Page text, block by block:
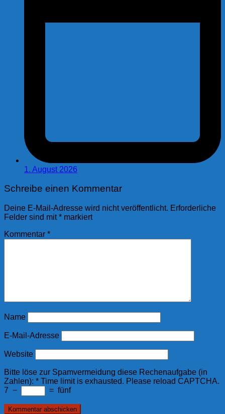
1. August 2026
Schreibe einen Kommentar
Deine E-Mail-Adresse wird nicht veröffentlicht. Erforderliche
Felder sind mit* markiert
Kommentar *
Name
E-Mail-Adresse
Website
Bitte löse zur Spamvermeidung diese Rechenaufgabe (in
Zahlen): * Time limit is exhausted. Please reload CAPTCHA.
7 − = fünf